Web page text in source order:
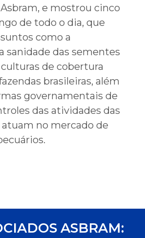
e mostrou cinco
de todo o dia, que
como a
sanidade das sementes
de cobertura
brasileiras, além
governamentais de
das atividades das
no mercado de
ASBRAM: